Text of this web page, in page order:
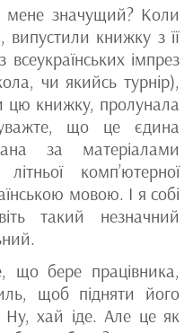
значущий? Коли
книжку з її
імпрез
чи якийсь турнір),
цю книжку, пролунала
що це єдина
за матеріалами
комп’ютерної
мовою. І я собі
такий незначний
що бере працівника,
щоб підняти його
Ну, хай іде. Але це як